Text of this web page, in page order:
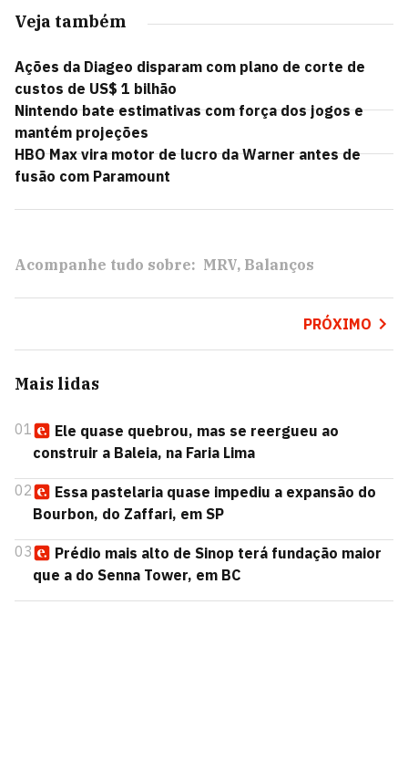
Veja também
Ações da Diageo disparam com plano de corte de
custos de US$ 1 bilhão
Nintendo bate estimativas com força dos jogos e
mantém projeções
HBO Max vira motor de lucro da Warner antes de
fusão com Paramount
Acompanhe tudo sobre: MRV Balanços
PRÓXIMO
Mais lidas
01
Ele quase quebrou, mas se reergueu ao
construir a Baleia, na Faria Lima
02
Essa pastelaria quase impediu a expansão do
Bourbon, do Zaffari, em SP
03
Prédio mais alto de Sinop terá fundação maior
que a do Senna Tower, em BC